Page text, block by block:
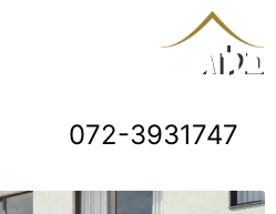
072-3931747
בלוג